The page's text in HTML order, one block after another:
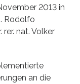
2013 in
Rodolfo
nat. Volker
an die